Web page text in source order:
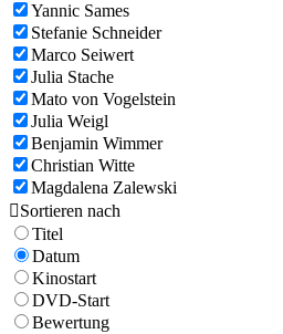
Yannic Sames
Stefanie Schneider
Marco Seiwert
Julia Stache
Mato von Vogelstein
Julia Weigl
Benjamin Wimmer
Christian Witte
Magdalena Zalewski
Sortieren nach
Titel
Datum
Kinostart
DVD-Start
Bewertung